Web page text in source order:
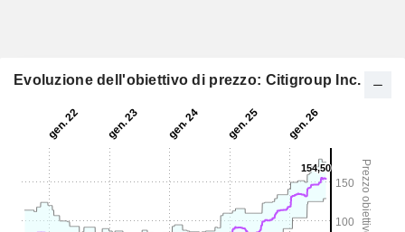
Evoluzione dell'obiettivo di prezzo: Citigroup Inc.